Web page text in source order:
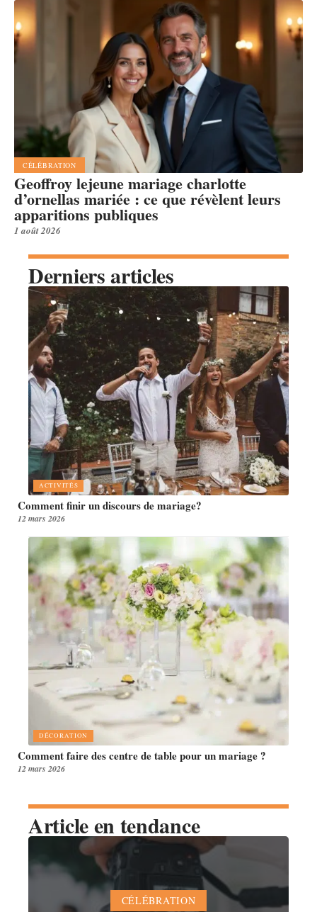
CÉLÉBRATION
Geoffroy lejeune mariage charlotte
d’ornellas mariée : ce que révèlent leurs
apparitions publiques
1 août 2026
Derniers articles
ACTIVITÉS
Comment finir un discours de mariage?
12 mars 2026
DÉCORATION
Comment faire des centre de table pour un mariage ?
12 mars 2026
Article en tendance
CÉLÉBRATION